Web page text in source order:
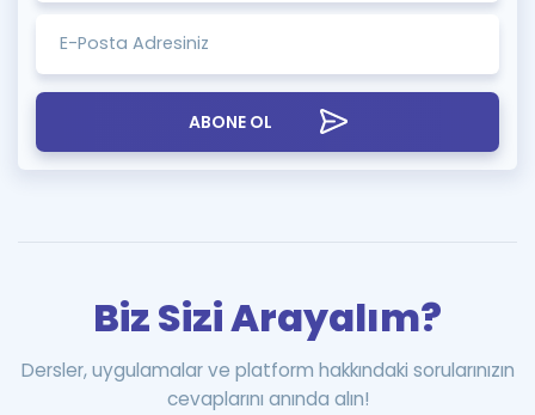
ABONE OL
Biz Sizi Arayalım?
Dersler, uygulamalar ve platform hakkındaki sorularınızın
cevaplarını anında alın!